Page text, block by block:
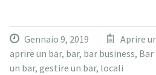
Gennaio 9, 2019 Aprire
aprire un bar, bar, bar business, Bar
un bar, gestire un bar, locali